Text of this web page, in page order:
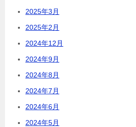
2025年3月
2025年2月
2024年12月
2024年9月
2024年8月
2024年7月
2024年6月
2024年5月